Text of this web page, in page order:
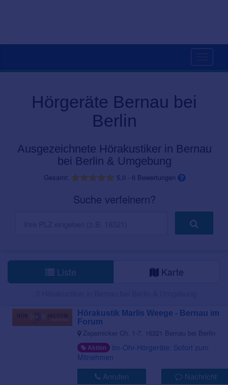
Hörgeräte Bernau bei
Berlin
Ausgezeichnete Hörakustiker in Bernau
bei Berlin & Umgebung
Gesamt: 5,0 - 6 Bewertungen
Suche verfeinern?
Liste Karte
Hörakustik Marlis Weege - Bernau im
Forum
Zepernicker Ch. 1-7, 16321 Bernau bei Berlin
Aktion Im-Ohr-Hörgeräte: Sofort zum
Mitnehmen
Anrufen Nachricht